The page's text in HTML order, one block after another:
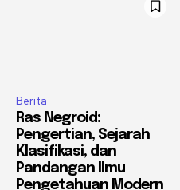
Berita
Ras Negroid:
Pengertian, Sejarah
Klasifikasi, dan
Pandangan Ilmu
Pengetahuan Modern